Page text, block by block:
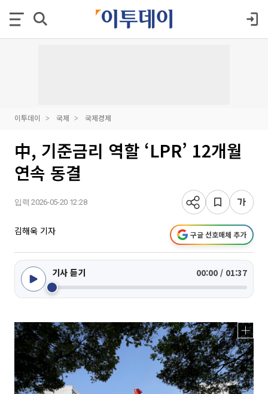
이투데이 국제 국제경제
中, 기준금리 역할 ‘LPR’ 12개월
연속 동결
입력 2026-05-20 12:28
김해욱 기자 구글 선호매체 추가
기사 듣기 00:00 / 01:37